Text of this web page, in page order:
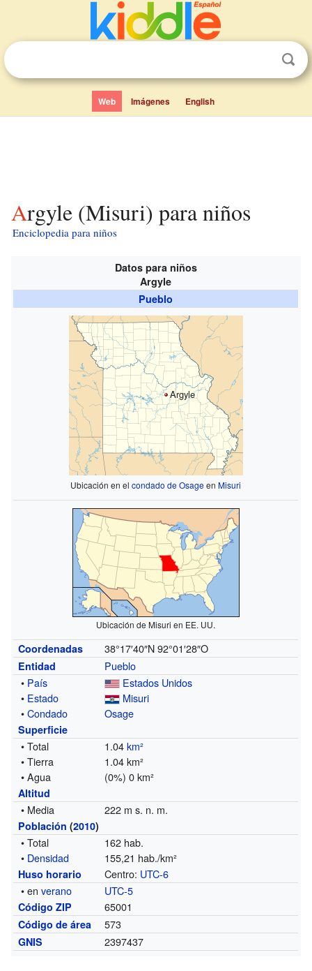
Web Imágenes English
Argyle (Misuri) para niños
Enciclopedia para niños
Datos para niños
Argyle
Pueblo
Argyle
Ubicación en elcondado de OsageenMisuri
Ubicación de Misuri en EE. UU.
Coordenadas 38°17′40″N 92°01′28″O
Entidad
Pueblo
• País
Estados Unidos
• Estado
Misuri
•Condado Osage
Superficie
• Total 1.04km²
• Tierra
1.04 km²
• Agua
(0%) 0 km²
Altitud
• Media 222 m s. n. m.
Población (2010)
• Total
162 hab.
• Densidad 155,21 hab./km²
Huso horario Centro: UTC-6
• enverano UTC-5
Código ZIP 65001
Código de área 573
GNIS 2397437